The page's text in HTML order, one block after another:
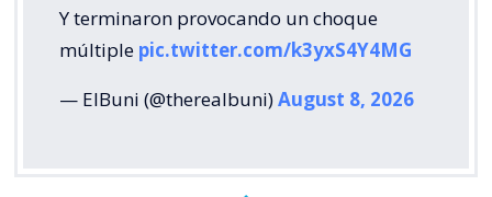
Y terminaron provocando un choque
múltiple pic.twitter.com/k3yxS4Y4MG
— ElBuni (@therealbuni)August 8, 2026